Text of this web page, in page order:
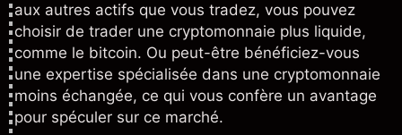
aux autres actifs que vous tradez, vous pouvez
choisir de trader une cryptomonnaie plus liquide,
comme le bitcoin. Ou peut-être bénéficiez-vous
une expertise spécialisée dans une cryptomonnaie
moins échangée, ce qui vous confère un avantage
pour spéculer sur ce marché.